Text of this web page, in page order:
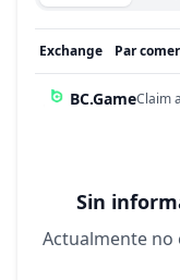
Exchange Par
BC.GameClaim
Sin
Actualmente